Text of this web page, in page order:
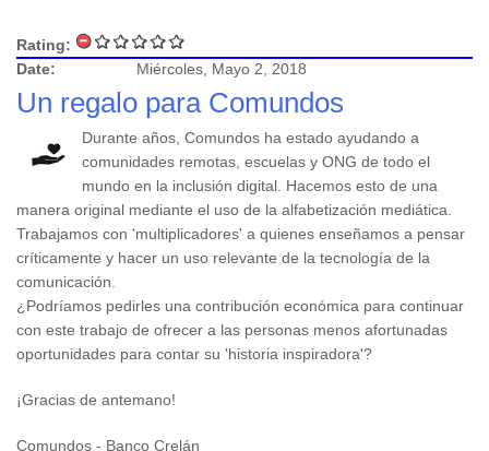
Rating:
Date:
Miércoles, Mayo 2, 2018
Un regalo para Comundos
Durante años, Comundos ha estado ayudando a
comunidades remotas, escuelas y ONG de todo el
mundo en la inclusión digital. Hacemos esto de una
manera original mediante el uso de la alfabetización mediática.
Trabajamos con 'multiplicadores' a quienes enseñamos a pensar
críticamente y hacer un uso relevante de la tecnología de la
comunicación.
¿Podríamos pedirles una contribución económica para continuar
con este trabajo de ofrecer a las personas menos afortunadas
oportunidades para contar su 'historia inspiradora'?
¡Gracias de antemano!
Comundos - Banco Crelán